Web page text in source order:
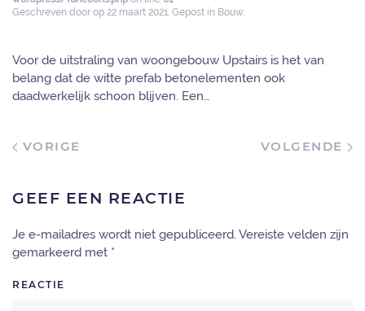
Geschreven door op 22 maart 2021. Gepost in Bouw.
Voor de uitstraling van woongebouw Upstairs is het van
belang dat de witte prefab betonelementen ook
daadwerkelijk schoon blijven. Een…
VORIGE VOLGENDE
GEEF EEN REACTIE
Je e-mailadres wordt niet gepubliceerd. Vereiste velden zijn
gemarkeerd met *
REACTIE